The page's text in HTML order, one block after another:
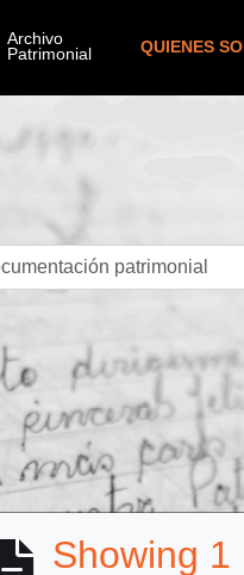
QUIENES
Showing 1